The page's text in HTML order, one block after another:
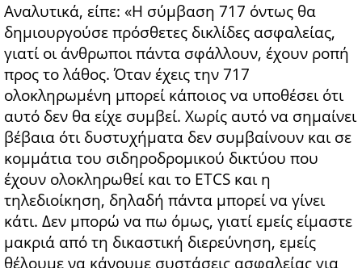
Αναλυτικά, είπε: «Η σύμβαση 717 όντως θα
δημιουργούσε πρόσθετες δικλίδες ασφαλείας,
γιατί οι άνθρωποι πάντα σφάλλουν, έχουν ροπή
προς το λάθος. Όταν έχεις την 717
ολοκληρωμένη μπορεί κάποιος να υποθέσει ότι
αυτό δεν θα είχε συμβεί. Χωρίς αυτό να σημαίνει
βέβαια ότι δυστυχήματα δεν συμβαίνουν και σε
κομμάτια του σιδηροδρομικού δικτύου που
έχουν ολοκληρωθεί και το ETCS και η
τηλεδιοίκηση, δηλαδή πάντα μπορεί να γίνει
κάτι. Δεν μπορώ να πω όμως, γιατί εμείς είμαστε
μακριά από τη δικαστική διερεύνηση, εμείς
θέλουμε να κάνουμε συστάσεις ασφαλείας για